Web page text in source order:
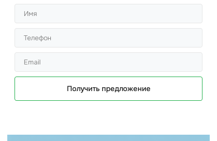
Получить предложение